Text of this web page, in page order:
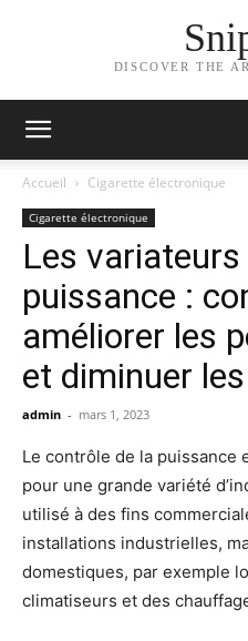
DISCOVER THE
Accueil Cigarette électronique
Cigarette électronique
Les
puissance :
améliorer les
et diminuer
admin - mars 1, 2023
Le contrôle de la puissance
pour une grande variété
utilisé à des fins
installations industrielles,
domestiques, par exemple
climatiseurs et des